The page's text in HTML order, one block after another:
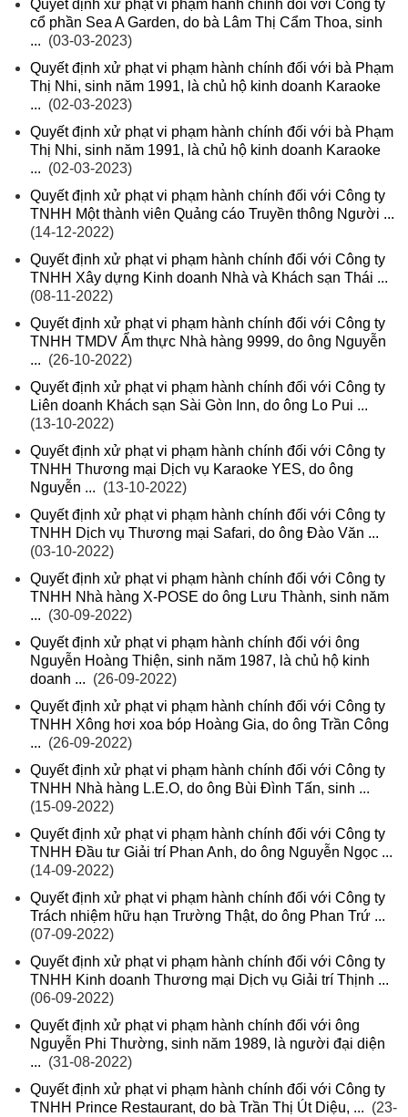
Quyết định xử phạt vi phạm hành chính đối với Công ty
cổ phần Sea A Garden, do bà Lâm Thị Cẩm Thoa, sinh
... (03-03-2023)
Quyết định xử phạt vi phạm hành chính đối với bà Phạm
Thị Nhi, sinh năm 1991, là chủ hộ kinh doanh Karaoke
... (02-03-2023)
Quyết định xử phạt vi phạm hành chính đối với bà Phạm
Thị Nhi, sinh năm 1991, là chủ hộ kinh doanh Karaoke
... (02-03-2023)
Quyết định xử phạt vi phạm hành chính đối với Công ty
TNHH Một thành viên Quảng cáo Truyền thông Người ...
(14-12-2022)
Quyết định xử phạt vi phạm hành chính đối với Công ty
TNHH Xây dựng Kinh doanh Nhà và Khách sạn Thái ...
(08-11-2022)
Quyết định xử phạt vi phạm hành chính đối với Công ty
TNHH TMDV Ẩm thực Nhà hàng 9999, do ông Nguyễn
... (26-10-2022)
Quyết định xử phạt vi phạm hành chính đối với Công ty
Liên doanh Khách sạn Sài Gòn Inn, do ông Lo Pui ...
(13-10-2022)
Quyết định xử phạt vi phạm hành chính đối với Công ty
TNHH Thương mại Dịch vụ Karaoke YES, do ông
Nguyễn ... (13-10-2022)
Quyết định xử phạt vi phạm hành chính đối với Công ty
TNHH Dịch vụ Thương mại Safari, do ông Đào Văn ...
(03-10-2022)
Quyết định xử phạt vi phạm hành chính đối với Công ty
TNHH Nhà hàng X-POSE do ông Lưu Thành, sinh năm
... (30-09-2022)
Quyết định xử phạt vi phạm hành chính đối với ông
Nguyễn Hoàng Thiện, sinh năm 1987, là chủ hộ kinh
doanh ... (26-09-2022)
Quyết định xử phạt vi phạm hành chính đối với Công ty
TNHH Xông hơi xoa bóp Hoàng Gia, do ông Trần Công
... (26-09-2022)
Quyết định xử phạt vi phạm hành chính đối với Công ty
TNHH Nhà hàng L.E.O, do ông Bùi Đình Tấn, sinh ...
(15-09-2022)
Quyết định xử phạt vi phạm hành chính đối với Công ty
TNHH Đầu tư Giải trí Phan Anh, do ông Nguyễn Ngọc ...
(14-09-2022)
Quyết định xử phạt vi phạm hành chính đối với Công ty
Trách nhiệm hữu hạn Trường Thật, do ông Phan Trứ ...
(07-09-2022)
Quyết định xử phạt vi phạm hành chính đối với Công ty
TNHH Kinh doanh Thương mại Dịch vụ Giải trí Thịnh ...
(06-09-2022)
Quyết định xử phạt vi phạm hành chính đối với ông
Nguyễn Phi Thường, sinh năm 1989, là người đại diện
... (31-08-2022)
Quyết định xử phạt vi phạm hành chính đối với Công ty
TNHH Prince Restaurant, do bà Trần Thị Út Diệu, ... (23-